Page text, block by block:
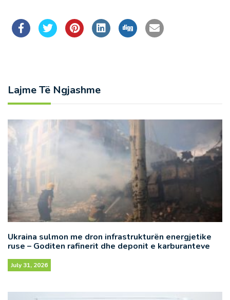
Lajme Të Ngjashme
Ukraina sulmon me dron infrastrukturën energjetike
ruse – Goditen rafinerit dhe deponit e karburanteve
July 31, 2026